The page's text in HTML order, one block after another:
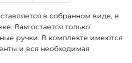
в собранном виде, в
Вам остается только
ручки. В комплекте имеются
и вся необходимая